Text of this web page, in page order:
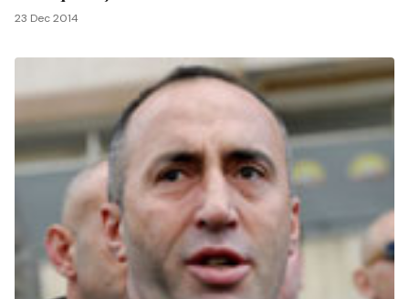
23 Dec 2014